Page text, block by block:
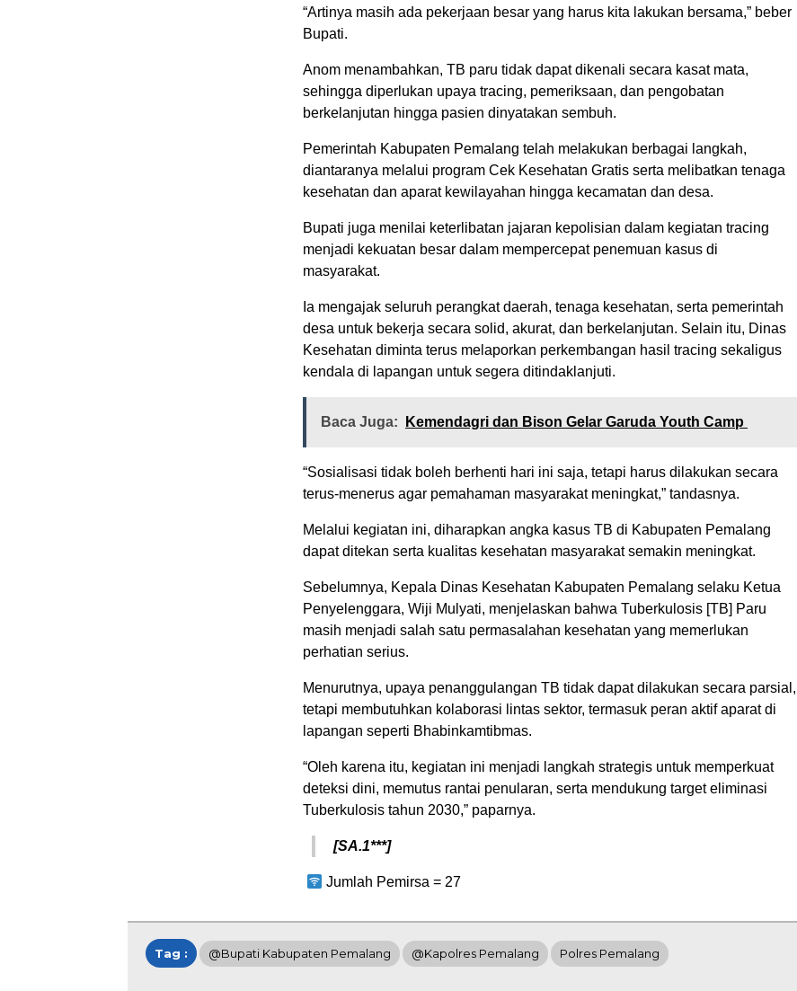
“Artinya masih ada pekerjaan besar yang harus kita lakukan bersama,” beber
Bupati.
Anom menambahkan, TB paru tidak dapat dikenali secara kasat mata,
sehingga diperlukan upaya tracing, pemeriksaan, dan pengobatan
berkelanjutan hingga pasien dinyatakan sembuh.
Pemerintah Kabupaten Pemalang telah melakukan berbagai langkah,
diantaranya melalui program Cek Kesehatan Gratis serta melibatkan tenaga
kesehatan dan aparat kewilayahan hingga kecamatan dan desa.
Bupati juga menilai keterlibatan jajaran kepolisian dalam kegiatan tracing
menjadi kekuatan besar dalam mempercepat penemuan kasus di
masyarakat.
Ia mengajak seluruh perangkat daerah, tenaga kesehatan, serta pemerintah
desa untuk bekerja secara solid, akurat, dan berkelanjutan. Selain itu, Dinas
Kesehatan diminta terus melaporkan perkembangan hasil tracing sekaligus
kendala di lapangan untuk segera ditindaklanjuti.
Baca Juga: Kemendagri dan Bison Gelar Garuda Youth Camp
“Sosialisasi tidak boleh berhenti hari ini saja, tetapi harus dilakukan secara
terus-menerus agar pemahaman masyarakat meningkat,” tandasnya.
Melalui kegiatan ini, diharapkan angka kasus TB di Kabupaten Pemalang
dapat ditekan serta kualitas kesehatan masyarakat semakin meningkat.
Sebelumnya, Kepala Dinas Kesehatan Kabupaten Pemalang selaku Ketua
Penyelenggara, Wiji Mulyati, menjelaskan bahwa Tuberkulosis [TB] Paru
masih menjadi salah satu permasalahan kesehatan yang memerlukan
perhatian serius.
Menurutnya, upaya penanggulangan TB tidak dapat dilakukan secara parsial,
tetapi membutuhkan kolaborasi lintas sektor, termasuk peran aktif aparat di
lapangan seperti Bhabinkamtibmas.
“Oleh karena itu, kegiatan ini menjadi langkah strategis untuk memperkuat
deteksi dini, memutus rantai penularan, serta mendukung target eliminasi
Tuberkulosis tahun 2030,” paparnya.
[SA.1***]
Jumlah Pemirsa = 27
Tag : @Bupati Kabupaten Pemalang @Kapolres Pemalang Polres Pemalang